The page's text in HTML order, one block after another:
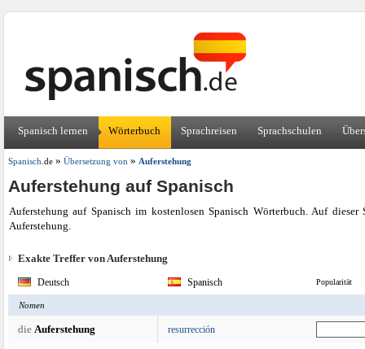
Spanisch lernen Wörterbuch Sprachreisen Sprachschulen
Spanisch .de» Übersetzung von» Auferstehung
Auferstehung auf Spanisch
Auferstehung auf Spanisch im kostenlosen Spanisch Wörterbuch. Auf
Auferstehung.
Exakte Treffer von Auferstehung
Deutsch Spanisch Popularität
Nomen
die Auferstehung resurrección